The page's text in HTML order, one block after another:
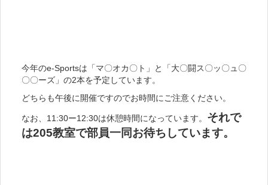
今年のe-Sportsは「マ〇オカ〇ト」と「大〇闘ス〇ッ〇ュ〇
〇〇ーズ」の2本を予定しています。
どちらも午後に開催ですのでお時間にご注意ください。
なお、11:30ー12:30は休憩時間になっています。 それで
は205教室で部員一同お待ちしています。